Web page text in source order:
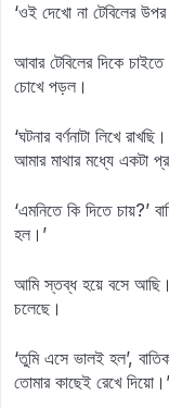
‘ওই দেখো না টেবিলের
আবার টেবিলের দিকে
চোখে পড়ল।
‘ঘটনার বর্ণনাটা লিখে
আমার মাথার মধ্যে একটা
‘এমনিতে কি দিতে চায়?’
হল।’
আমি স্তব্ধ হয়ে বসে আছি।
চলেছে।
‘তুমি এসে ভালই হল’,
তোমার কাছেই রেখে দিয়ো।’